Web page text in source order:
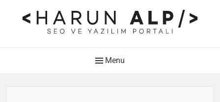
HARUN ALP Kişisel Blog –
SEO ve Yazılım Portalı
Menu